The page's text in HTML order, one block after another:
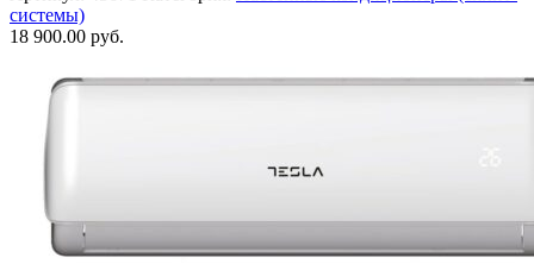
системы)
18 900.00 руб.